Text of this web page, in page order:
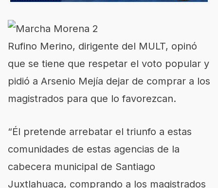
Rufino Merino, dirigente del MULT, opinó
que se tiene que respetar el voto popular y
pidió a Arsenio Mejía dejar de comprar a los
magistrados para que lo favorezcan.
“Él pretende arrebatar el triunfo a estas
comunidades de estas agencias de la
cabecera municipal de Santiago
Juxtlahuaca, comprando a los magistrados